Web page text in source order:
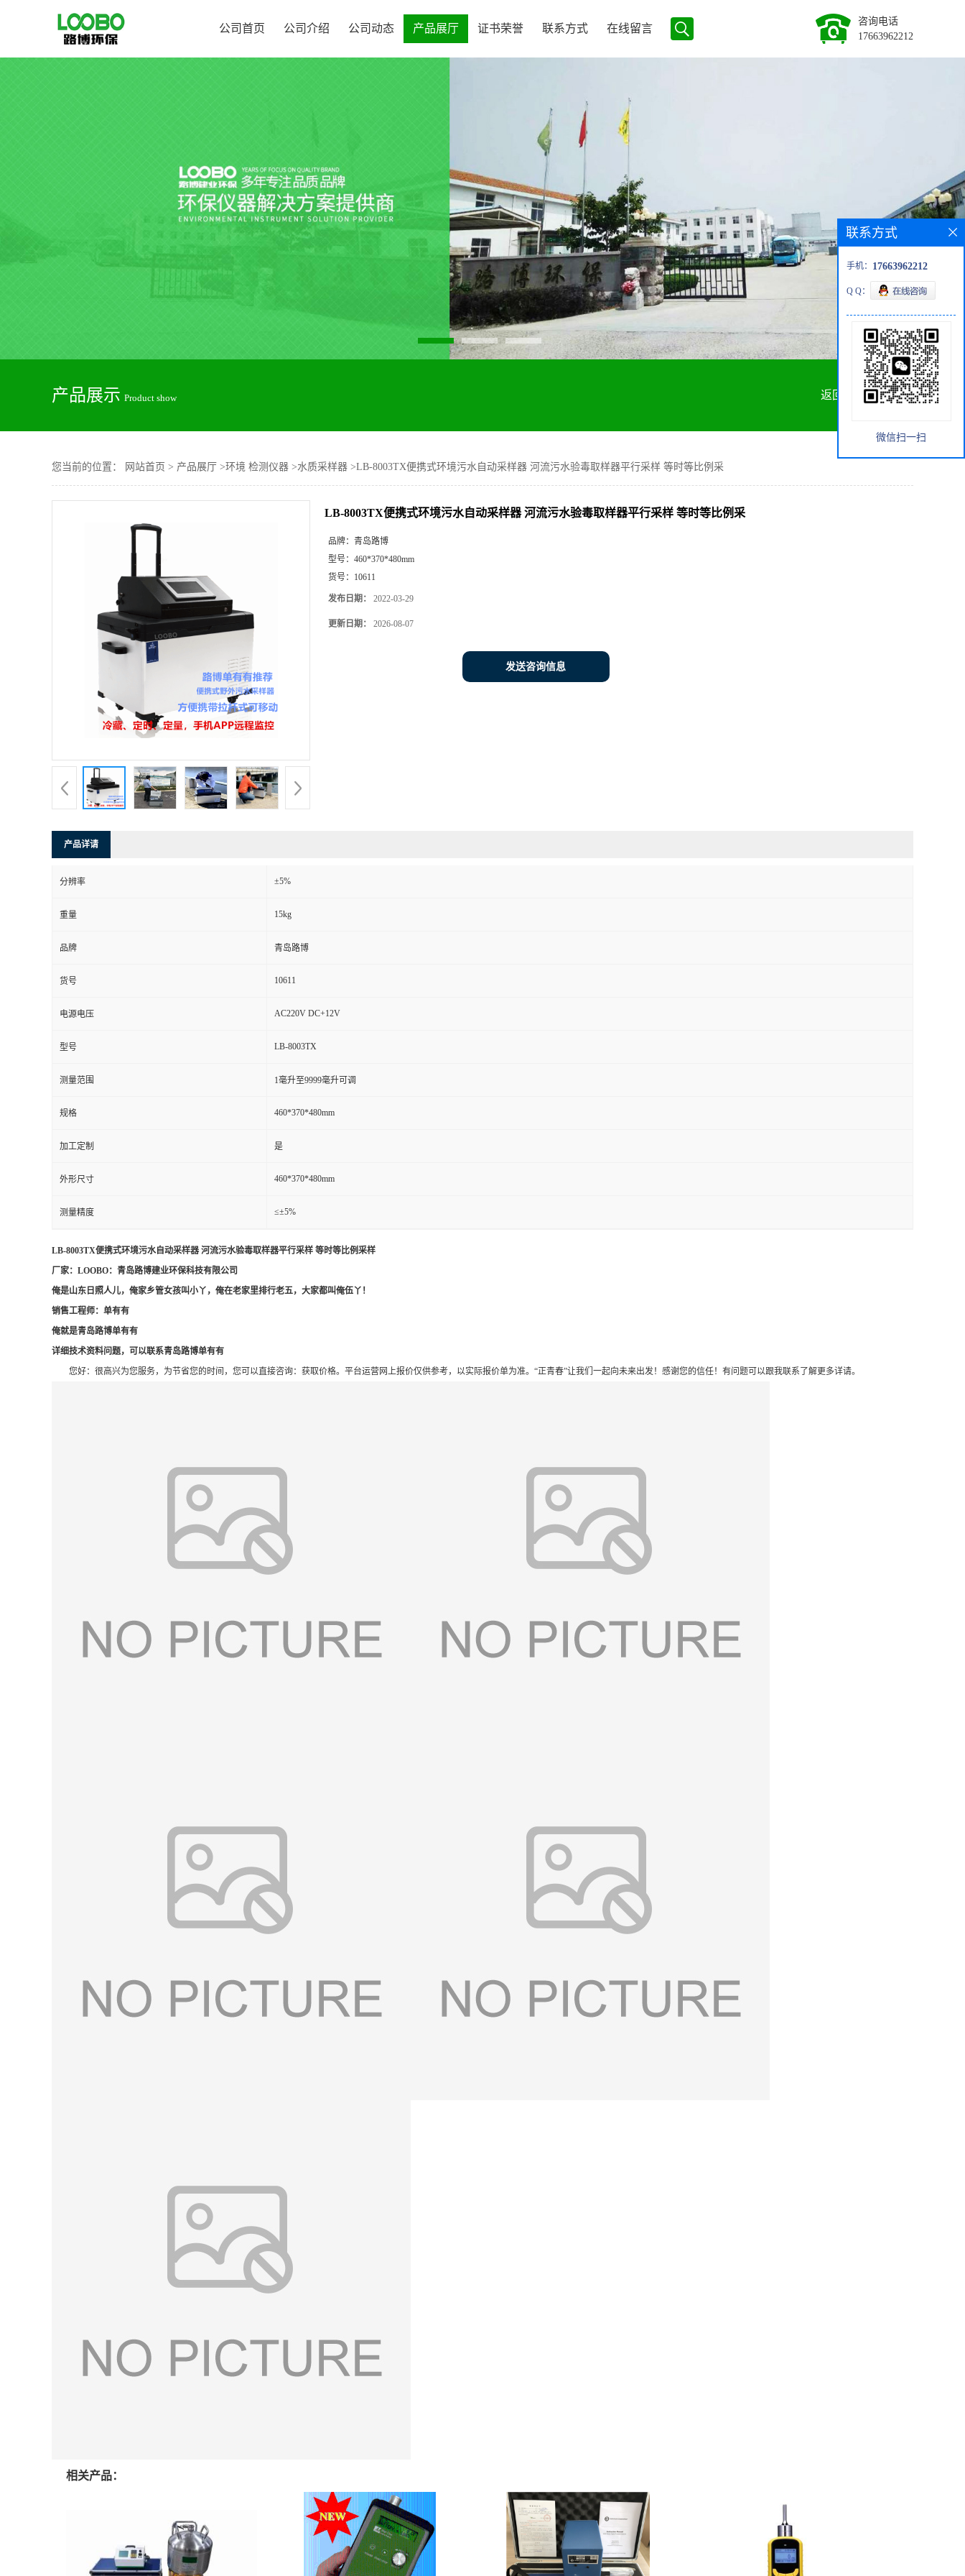
公司首页 公司介绍 公司动态 产品展厅 证书荣誉 联系方式 在线留言
咨询电话
17663962212
产品展示 Product show 返回首页
您当前的位置： 网站首页 > 产品展厅 >环境 检测仪器 >水质采样器 >LB-8003TX便携式环境污水自动采样器 河流污水验毒取样器平行采样 等时等比例采
LB-8003TX便携式环境污水自动采样器 河流污水验毒取样器平行采样 等时等比例采
品牌： 青岛路博
型号： 460*370*480mm
货号： 10611
发布日期： 2022-03-29
更新日期： 2026-08-07
发送咨询信息
产品详请
分辨率 ±5%
重量 15kg
品牌 青岛路博
货号 10611
电源电压 AC220V DC+12V
型号 LB-8003TX
测量范围 1毫升至9999毫升可调
规格 460*370*480mm
加工定制 是
外形尺寸 460*370*480mm
测量精度 ≤±5%
LB-8003TX便携式环境污水自动采样器 河流污水验毒取样器平行采样 等时等比例采样
厂家：LOOBO：青岛路博建业环保科技有限公司
俺是山东日照人儿，俺家乡管女孩叫小丫，俺在老家里排行老五，大家都叫俺伍丫！
销售工程师：单有有
俺就是青岛路博单有有
详细技术资料问题，可以联系青岛路博单有有
您好：很高兴为您服务，为节省您的时间，您可以直接咨询：获取价格。平台运营网上报价仅供参考，以实际报价单为准。“正青春”让我们一起向未来出发！感谢您的信任！有问题可以跟我联系了解更多详请。
相关产品：
联系方式
手机： 17663962212
Q Q：
微信扫一扫